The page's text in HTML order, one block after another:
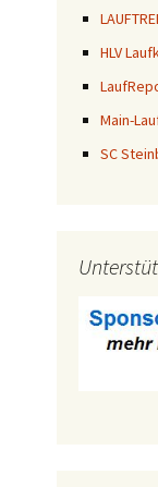
HLV
Main-
SC